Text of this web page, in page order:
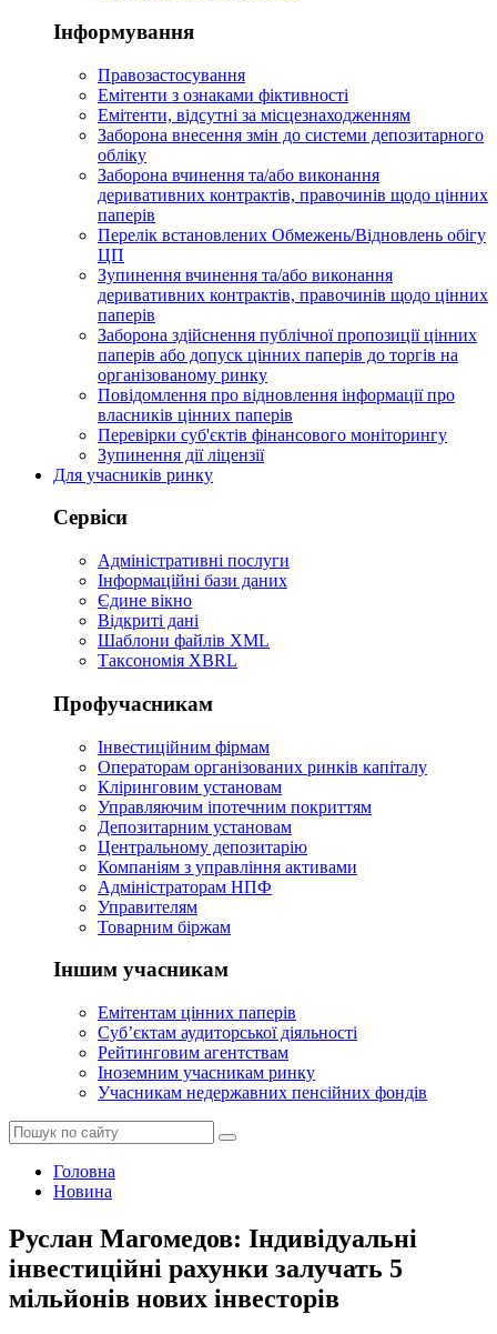
Інформування
Правозастосування
Емітенти з ознаками фіктивності
Eмітенти, відсутні за місцезнаходженням
Заборона внесення змін до системи депозитарного
обліку
Заборона вчинення та/або виконання
деривативних контрактів, правочинів щодо цінних
паперів
Перелік встановлених Обмежень/Відновлень обігу
ЦП
Зупинення вчинення та/або виконання
деривативних контрактів, правочинів щодо цінних
паперів
Заборона здійснення публічної пропозиції цінних
паперів або допуск цінних паперів до торгів на
організованому ринку
Повідомлення про відновлення інформації про
власників цінних паперів
Перевірки суб'єктів фінансового моніторингу
Зупинення дії ліцензії
Для учасників ринку
Сервіси
Адміністративні послуги
Інформаційні бази даних
Єдине вікно
Відкриті дані
Шаблони файлів XML
Таксономія XBRL
Профучасникам
Інвестиційним фірмам
Операторам організованих ринків капіталу
Кліринговим установам
Управляючим іпотечним покриттям
Депозитарним установам
Центральному депозитарію
Компаніям з управління активами
Адміністраторам НПФ
Управителям
Товарним біржам
Іншим учасникам
Емітентам цінних паперів
Суб’єктам аудиторської діяльності
Рейтинговим агентствам
Іноземним учасникам ринку
Учасникам недержавних пенсійних фондів
Головна
Новина
Руслан Магомедов: Індивідуальні
інвестиційні рахунки залучать 5
мільйонів нових інвесторів